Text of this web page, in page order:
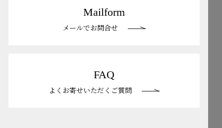
Mailform
メールでお問合せ
FAQ
よくお寄せいただくご質問